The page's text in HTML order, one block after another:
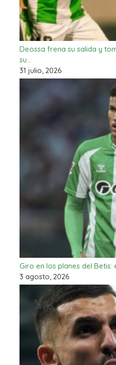
Deossa frena su salida y
su…
31 julio, 2026
Giro en los planes del Betis:
3 agosto, 2026